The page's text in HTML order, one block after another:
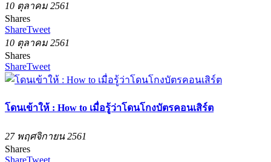
10 ตุลาคม 2561
Shares
ShareTweet
10 ตุลาคม 2561
Shares
ShareTweet
โดนเข้าให้ : How to เมื่อรู้ว่าโดนโกงบัตรคอนเสิร์ต
27 พฤศจิกายน 2561
Shares
ShareTweet